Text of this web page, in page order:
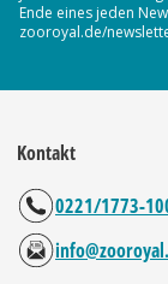
Ende eines jeden
zooroyal.de/
Kontakt
0221/1773-